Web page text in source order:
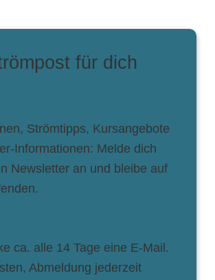
für dich
Strömtipps, Kursangebote
Informationen: Melde dich
Newsletter an und bleibe auf
ca. alle 14 Tage eine E-Mail.
Abmeldung jederzeit